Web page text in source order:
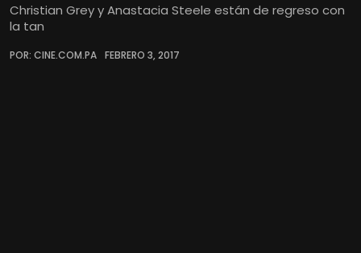
Christian Grey y Anastacia Steele están de regreso con
la tan
POR: CINE.COM.PA FEBRERO 3, 2017